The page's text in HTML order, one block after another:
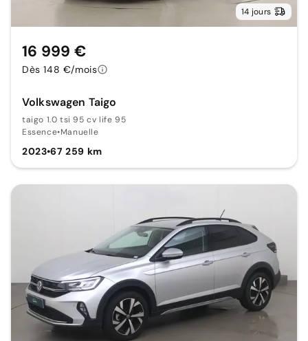
14 jours
Volkswagen Taigo
taigo 1.0 tsi 95 cv life 95
Essence•Manuelle
2023•67 259 km
16 999 €
Dès 148 €/mois